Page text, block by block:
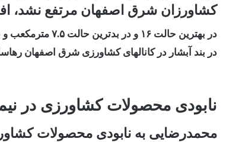
کشاورزان شرق اصفهان مرتفع نشد،
در بهترین حالت ۱۶ و در بدترین حالت ۷.۵ مترمکعب و به طور میانگین حدود ۱۲ متر مکعب بر ثانیه آب
در بند آبشار در کانالهای کشاورزی شرق اصفهان
نابودی محصولات کشاورزی در
محمدرضایی به نابودی محصولات